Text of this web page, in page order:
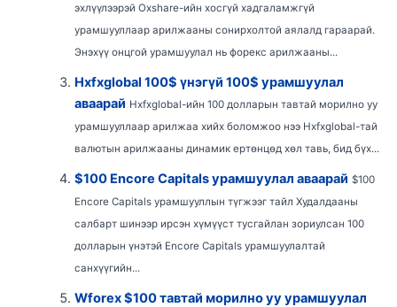
эхлүүлээрэй Oxshare-ийн хосгүй хадгаламжгүй
урамшууллаар арилжааны сонирхолтой аялалд гараарай.
Энэхүү онцгой урамшуулал нь форекс арилжааны...
Hxfxglobal 100$ үнэгүй 100$ урамшуулал
аваарай Hxfxglobal-ийн 100 долларын тавтай морилно уу
урамшууллаар арилжаа хийх боломжоо нээ Hxfxglobal-тай
валютын арилжааны динамик ертөнцөд хөл тавь, бид бүх...
$100 Encore Capitals урамшуулал аваарай $100
Encore Capitals урамшууллын түгжээг тайл Худалдааны
салбарт шинээр ирсэн хүмүүст тусгайлан зориулсан 100
долларын үнэтэй Encore Capitals урамшуулалтай
санхүүгийн...
Wforex $100 тавтай морилно уу урамшуулал